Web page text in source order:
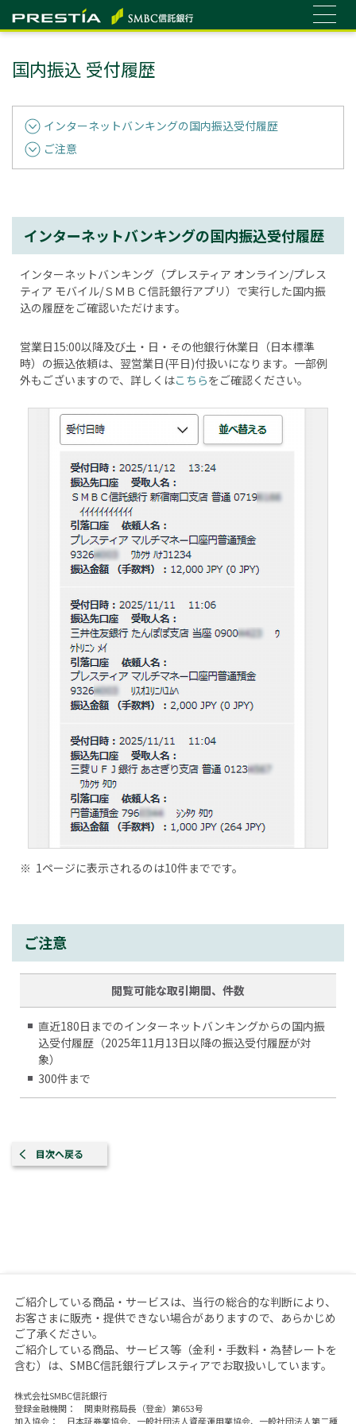
国内振込 受付履歴
インターネットバンキングの国内振込受付履歴
ご注意
インターネットバンキングの国内振込受付履歴
インターネットバンキング（プレスティア オンライン/プレス
ティア モバイル/ＳＭＢＣ信託銀行アプリ）で実行した国内振
込の履歴をご確認いただけます。
営業日15:00以降及び土・日・その他銀行休業日（日本標準
時）の振込依頼は、翌営業日(平日)付扱いになります。一部例
外もございますので、詳しくはこちらをご確認ください。
※ 1ページに表示されるのは10件までです。
ご注意
閲覧可能な取引期間、件数
直近180日までのインターネットバンキングからの国内振
込受付履歴（2025年11月13日以降の振込受付履歴が対
象）
300件まで
目次へ戻る
ご紹介している商品・サービスは、当行の総合的な判断により、
お客さまに販売・提供できない場合がありますので、あらかじめ
ご了承ください。
ご紹介している商品、サービス等（金利・手数料・為替レートを
含む）は、SMBC信託銀行プレスティアでお取扱いしています。
株式会社SMBC信託銀行
登録金融機関： 関東財務局長（登金）第653号
加入協会： 日本証券業協会、一般社団法人資産運用業協会、一般社団法人第二種